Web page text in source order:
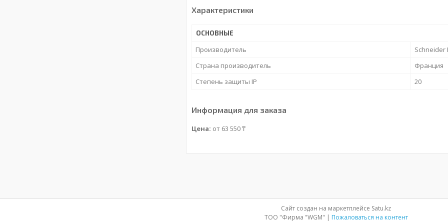
Характеристики
ОСНОВНЫЕ
Производитель
Schneider
Страна производитель
Франция
Степень защиты IP
20
Информация для заказа
Цена: от 63 550 ₸
Сайт создан на маркетплейсе Satu.kz
ТОО "Фирма "WGM" | Пожаловаться на контент